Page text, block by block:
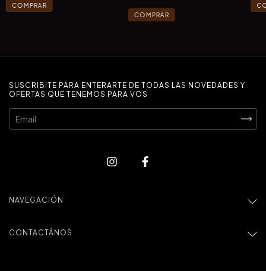
SUSCRIBITE PARA ENTERARTE DE TODAS LAS NOVEDADES Y
OFERTAS QUE TENEMOS PARA VOS
NAVEGACIÓN
CONTACTÁNOS